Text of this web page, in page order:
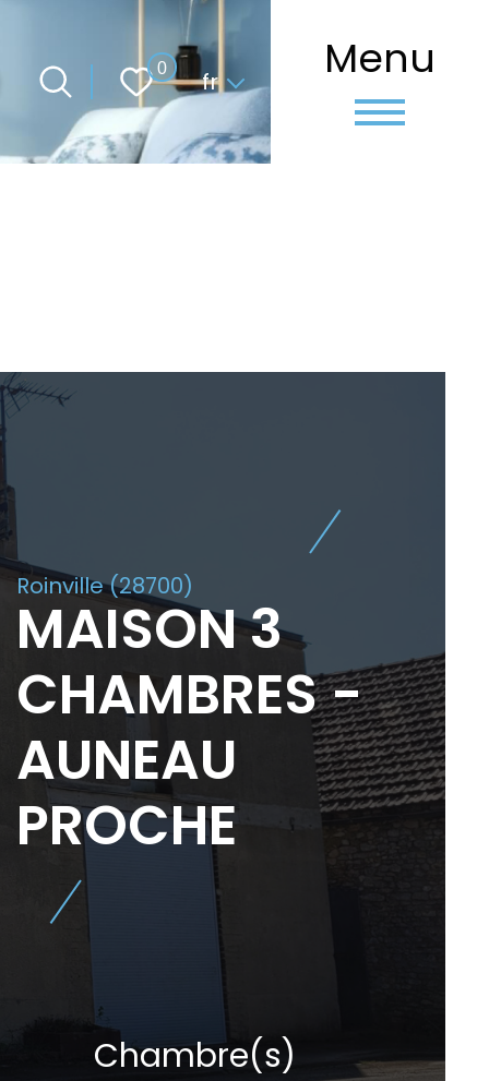
Menu
0 Langue
fr
Roinville (28700)
MAISON 3
CHAMBRES -
AUNEAU
PROCHE
Chambre(s)